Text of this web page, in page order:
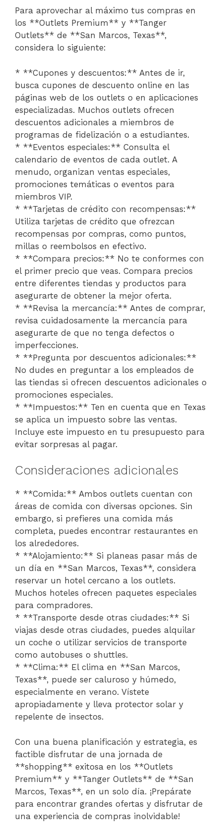
Para aprovechar al máximo tus compras en
los **Outlets Premium** y **Tanger
Outlets** de **San Marcos, Texas**,
considera lo siguiente:
* **Cupones y descuentos:** Antes de ir,
busca cupones de descuento online en las
páginas web de los outlets o en aplicaciones
especializadas. Muchos outlets ofrecen
descuentos adicionales a miembros de
programas de fidelización o a estudiantes.
* **Eventos especiales:** Consulta el
calendario de eventos de cada outlet. A
menudo, organizan ventas especiales,
promociones temáticas o eventos para
miembros VIP.
* **Tarjetas de crédito con recompensas:**
Utiliza tarjetas de crédito que ofrezcan
recompensas por compras, como puntos,
millas o reembolsos en efectivo.
* **Compara precios:** No te conformes con
el primer precio que veas. Compara precios
entre diferentes tiendas y productos para
asegurarte de obtener la mejor oferta.
* **Revisa la mercancía:** Antes de comprar,
revisa cuidadosamente la mercancía para
asegurarte de que no tenga defectos o
imperfecciones.
* **Pregunta por descuentos adicionales:**
No dudes en preguntar a los empleados de
las tiendas si ofrecen descuentos adicionales o
promociones especiales.
* **Impuestos:** Ten en cuenta que en Texas
se aplica un impuesto sobre las ventas.
Incluye este impuesto en tu presupuesto para
evitar sorpresas al pagar.
Consideraciones adicionales
* **Comida:** Ambos outlets cuentan con
áreas de comida con diversas opciones. Sin
embargo, si prefieres una comida más
completa, puedes encontrar restaurantes en
los alrededores.
* **Alojamiento:** Si planeas pasar más de
un día en **San Marcos, Texas**, considera
reservar un hotel cercano a los outlets.
Muchos hoteles ofrecen paquetes especiales
para compradores.
* **Transporte desde otras ciudades:** Si
viajas desde otras ciudades, puedes alquilar
un coche o utilizar servicios de transporte
como autobuses o shuttles.
* **Clima:** El clima en **San Marcos,
Texas**, puede ser caluroso y húmedo,
especialmente en verano. Vístete
apropiadamente y lleva protector solar y
repelente de insectos.
Con una buena planificación y estrategia, es
factible disfrutar de una jornada de
**shopping** exitosa en los **Outlets
Premium** y **Tanger Outlets** de **San
Marcos, Texas**, en un solo día. ¡Prepárate
para encontrar grandes ofertas y disfrutar de
una experiencia de compras inolvidable!